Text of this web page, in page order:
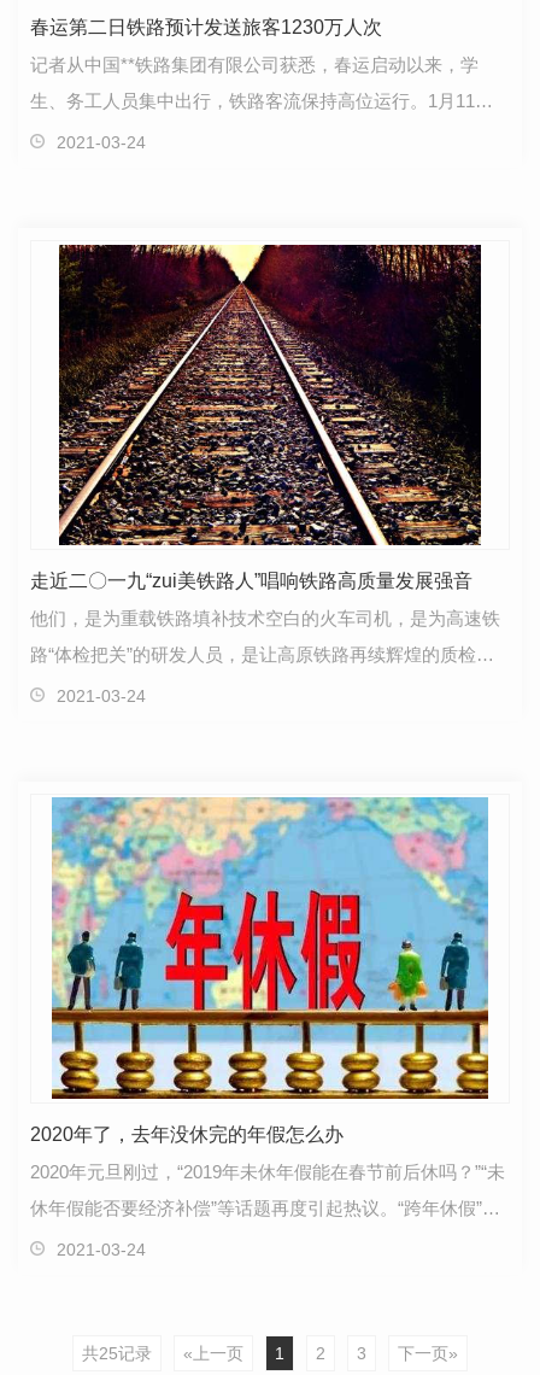
春运第二日铁路预计发送旅客1230万人次
记者从中国**铁路集团有限公司获悉，春运启动以来，学
生、务工人员集中出行，铁路客流保持高位运行。1月11
日，春运第二天，**铁路预计发送旅客1230万人次，同比
2021-03-24
走近二〇一九“zui美铁路人”唱响铁路高质量发展强音
他们，是为重载铁路填补技术空白的火车司机，是为高速铁
路“体检把关”的研发人员，是让高原铁路再续辉煌的质检女
工……在中国铁路不断创造**纪录的征程上，他们不…
2021-03-24
2020年了，去年没休完的年假怎么办
2020年元旦刚过，“2019年未休年假能在春节前后休吗？”“未
休年假能否要经济补偿”等话题再度引起热议。“跨年休假”有
必要吗？哪些劳动者跨年休假更不容易？怎样…
2021-03-24
共25记录 «上一页 1 2 3 下一页»